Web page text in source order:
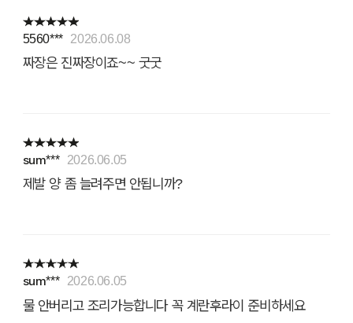
5560*** 2026.06.08
짜장은 진짜장이죠~~ 굿굿
sum*** 2026.06.05
제발 양 좀 늘려주면 안됩니까?
sum*** 2026.06.05
물 안버리고 조리가능합니다 꼭 계란후라이 준비하세요